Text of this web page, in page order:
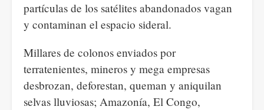
partículas de los satélites abandonados vagan
y contaminan el espacio sideral.
Millares de colonos enviados por
terratenientes, mineros y mega empresas
desbrozan, deforestan, queman y aniquilan
selvas lluviosas; Amazonía, El Congo,